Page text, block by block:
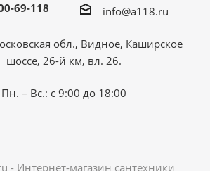
69-118 info@a118.ru
обл., Видное, Каширское
шоссе, 26-й км, вл. 26.
Пн. – Вс.: с 9:00 до 18:00
- Интернет-магазин сантехники